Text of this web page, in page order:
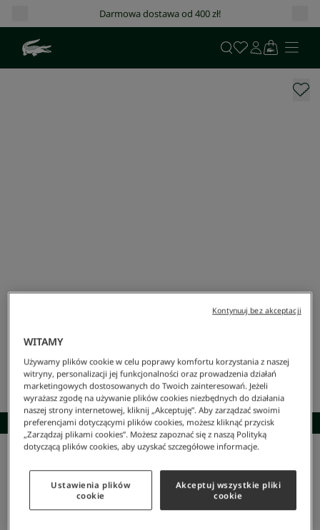
Darmowa dostawa od 400 zł!
SKOMPLETUJ STYLIZACJĘ
NAJNIŻSZA CENA Z 30 DNI:
WITAMY
Używamy plików cookie w celu poprawy komfortu korzystania z naszej
witryny, personalizacji jej funkcjonalności oraz prowadzenia działań
marketingowych dostosowanych do Twoich zainteresowań. Jeżeli
wyrażasz zgodę na używanie plików cookies niezbędnych do działania
naszej strony internetowej, kliknij „Akceptuję”. Aby zarządzać swoimi
preferencjami dotyczącymi plików cookies, możesz kliknąć przycisk
„Zarządzaj plikami cookies”. Możesz zapoznać się z naszą Polityką
dotyczącą plików cookies, aby uzyskać szczegółowe informacje.
Ustawienia plików
cookie
Akceptuj wszystkie pliki
cookie
Kontynuuj bez akceptacji